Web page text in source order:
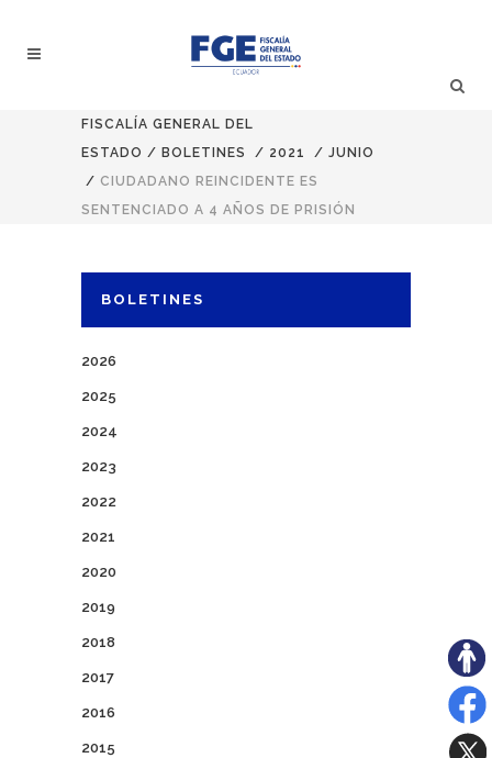
FISCALÍA GENERAL DEL
ESTADO / BOLETINES / 2021 / JUNIO
/ CIUDADANO REINCIDENTE ES
SENTENCIADO A 4 AÑOS DE PRISIÓN
BOLETINES
2026
2025
2024
2023
2022
2021
2020
2019
2018
2017
2016
2015